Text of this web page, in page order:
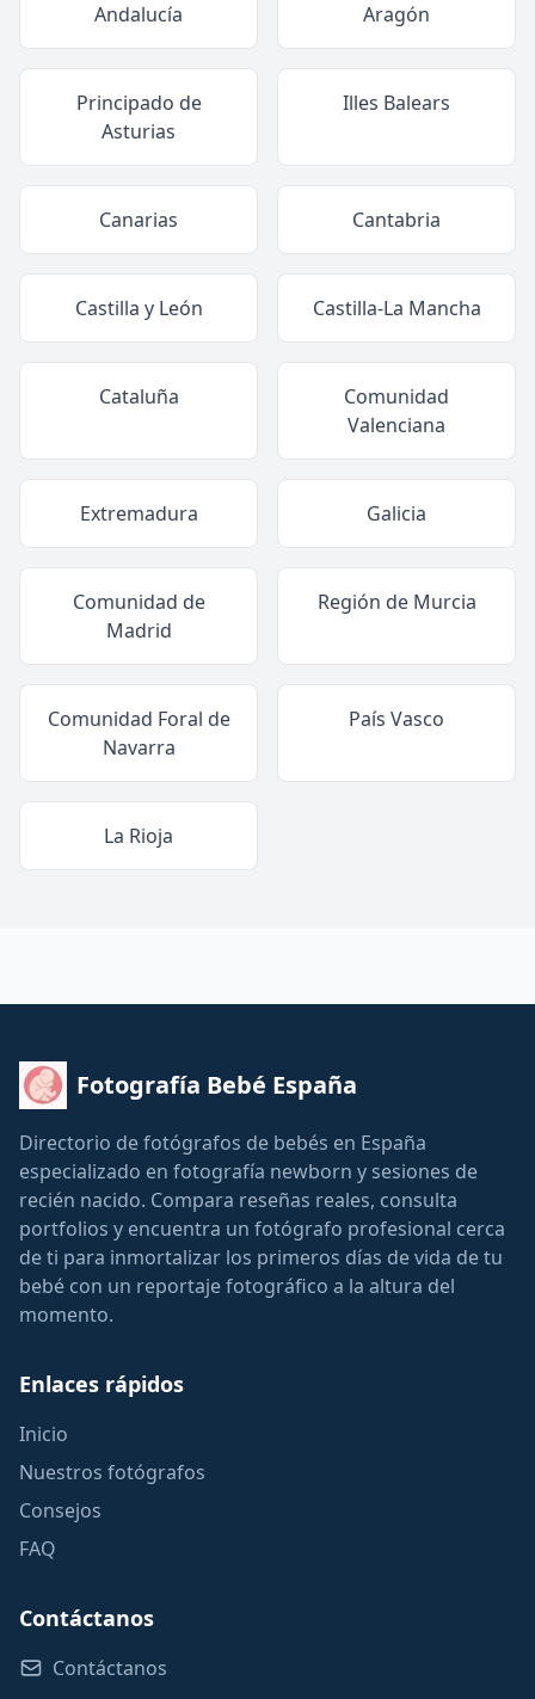
Andalucía Aragón
Principado de
Asturias
Illes Balears
Canarias Cantabria
Castilla y León Castilla-La Mancha
Cataluña
Comunidad
Valenciana
Extremadura Galicia
Comunidad de
Madrid
Región de Murcia
Comunidad Foral de
Navarra
País Vasco
La Rioja
Fotografía Bebé España
Directorio de fotógrafos de bebés en España
especializado en fotografía newborn y sesiones de
recién nacido. Compara reseñas reales, consulta
portfolios y encuentra un fotógrafo profesional cerca
de ti para inmortalizar los primeros días de vida de tu
bebé con un reportaje fotográfico a la altura del
momento.
Enlaces rápidos
Inicio
Nuestros fotógrafos
Consejos
FAQ
Contáctanos
Contáctanos